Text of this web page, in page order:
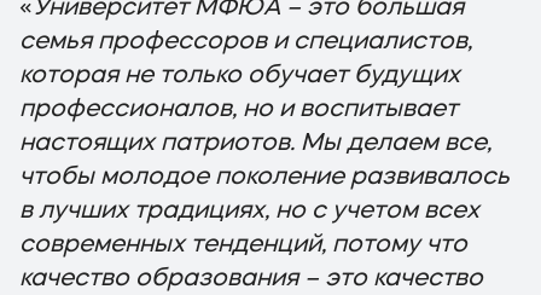
«Университет МФЮА – это большая
семья профессоров и специалистов,
которая не только обучает будущих
профессионалов, но и воспитывает
настоящих патриотов. Мы делаем все,
чтобы молодое поколение развивалось
в лучших традициях, но с учетом всех
современных тенденций, потому что
качество образования – это качество